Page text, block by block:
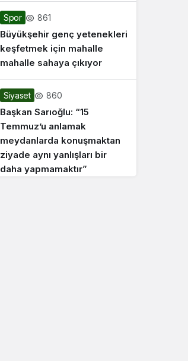
Spor 861
Büyükşehir genç yetenekleri
keşfetmek için mahalle
mahalle sahaya çıkıyor
Siyaset 860
Başkan Sarıoğlu: “15
Temmuz’u anlamak
meydanlarda konuşmaktan
ziyade aynı yanlışları bir
daha yapmamaktır”